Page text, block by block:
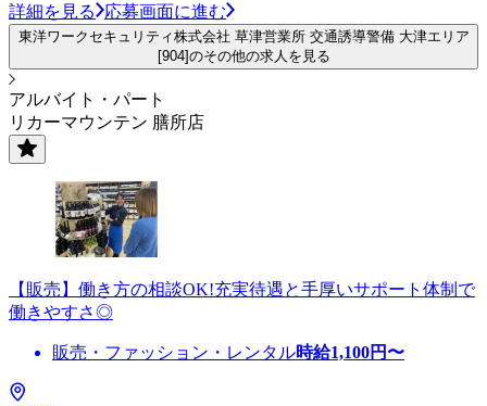
詳細を見る 応募画面に進む
東洋ワークセキュリティ株式会社 草津営業所 交通誘導警備 大津エリア
[904]のその他の求人を見る
アルバイト・パート
リカーマウンテン 膳所店
【販売】働き方の相談OK!充実待遇と手厚いサポート体制で
働きやすさ◎
販売・ファッション・レンタル時給1,100円〜